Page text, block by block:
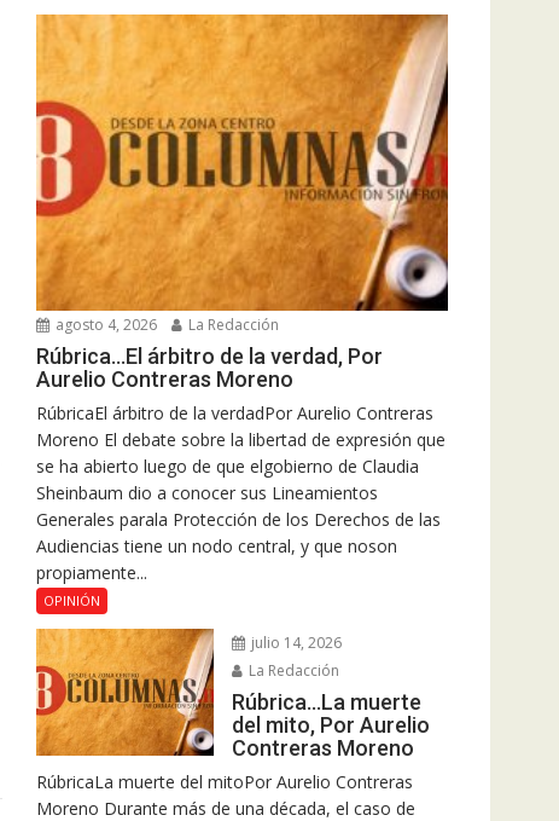
agosto 4, 2026 La Redacción
Rúbrica…El árbitro de la verdad, Por
Aurelio Contreras Moreno
RúbricaEl árbitro de la verdadPor Aurelio Contreras
Moreno El debate sobre la libertad de expresión que
se ha abierto luego de que elgobierno de Claudia
Sheinbaum dio a conocer sus Lineamientos
Generales parala Protección de los Derechos de las
Audiencias tiene un nodo central, y que noson
propiamente...
OPINIÓN
julio 14, 2026
La Redacción
Rúbrica…La muerte
del mito, Por Aurelio
Contreras Moreno
RúbricaLa muerte del mitoPor Aurelio Contreras
Moreno Durante más de una década, el caso de